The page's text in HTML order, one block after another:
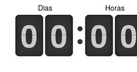
0
0
1
1 0
0
1
1
Dias
0
0
1
1 0
0
1
1
Horas